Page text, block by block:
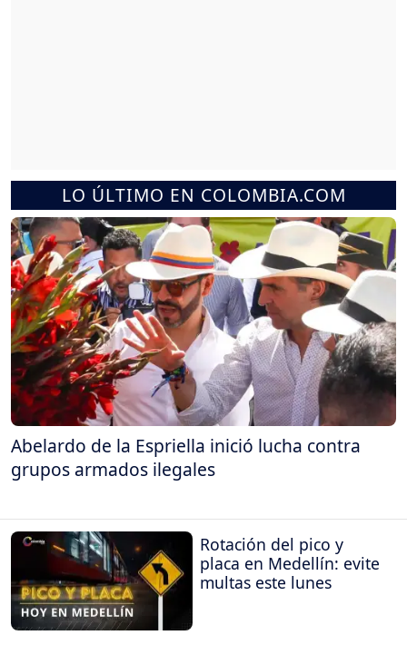
LO ÚLTIMO EN COLOMBIA.COM
Abelardo de la Espriella inició lucha contra
grupos armados ilegales
Rotación del pico y
placa en Medellín: evite
multas este lunes